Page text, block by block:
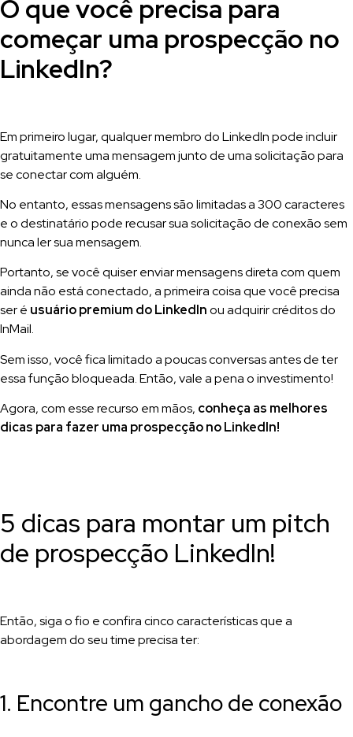
O que você precisa para
começar uma prospecção no
LinkedIn?
Em primeiro lugar, qualquer membro do LinkedIn pode incluir
gratuitamente uma mensagem junto de uma solicitação para
se conectar com alguém.
No entanto, essas mensagens são limitadas a 300 caracteres
e o destinatário pode recusar sua solicitação de conexão sem
nunca ler sua mensagem.
Portanto, se você quiser enviar mensagens direta com quem
ainda não está conectado, a primeira coisa que você precisa
ser é usuário premium do LinkedInou adquirir créditos do
InMail.
Sem isso, você fica limitado a poucas conversas antes de ter
essa função bloqueada. Então, vale a pena o investimento!
Agora, com esse recurso em mãos, conheça as melhores
dicas para fazer uma prospecção no LinkedIn!
5 dicas para montar um pitch
de prospecção LinkedIn!
Então, siga o fio e confira cinco características que a
abordagem do seu time precisa ter:
1. Encontre um gancho de conexão